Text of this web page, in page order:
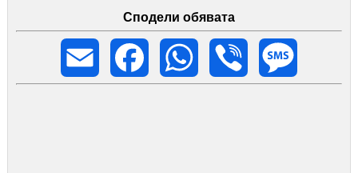
Сподели обявата
Email
Facebook WhatsApp Viber